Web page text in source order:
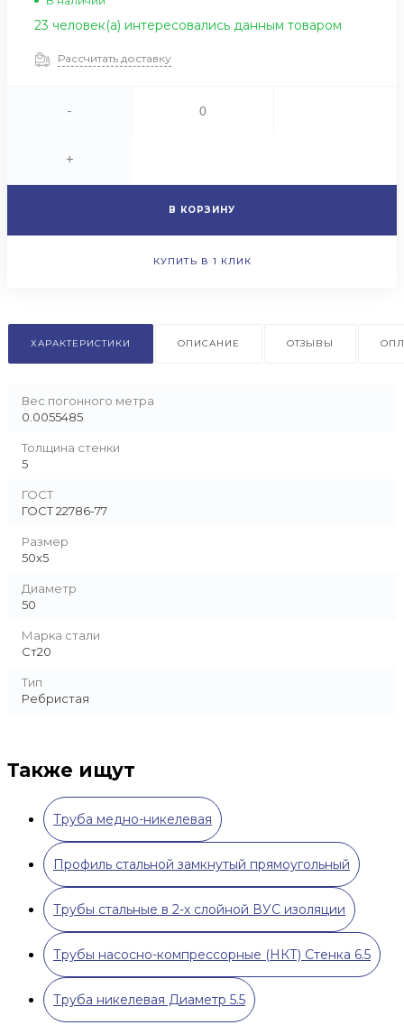
23 человек(а) интересовались данным товаром
Рассчитать доставку
-
+
В КОРЗИНУ
КУПИТЬ В 1 КЛИК
ХАРАКТЕРИСТИКИ ОПИСАНИЕ ОТЗЫВЫ
Вес погонного метра
0.0055485
Толщина стенки
5
ГОСТ
ГОСТ 22786-77
Размер
50х5
Диаметр
50
Марка стали
Ст20
Тип
Ребристая
Также ищут
Труба медно-никелевая
Профиль стальной замкнутый прямоугольный
Трубы стальные в 2-х слойной ВУС изоляции
Трубы насосно-компрессорные (НКТ) Стенка 6.5
Труба никелевая Диаметр 5.5